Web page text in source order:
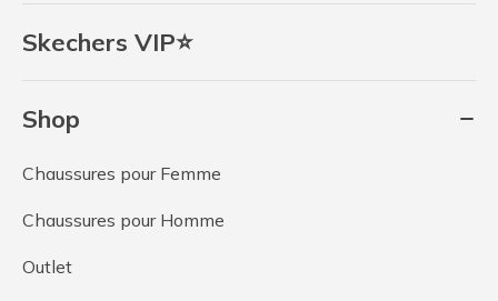
Skechers VIP⭐
Shop
Chaussures pour Femme
Chaussures pour Homme
Outlet